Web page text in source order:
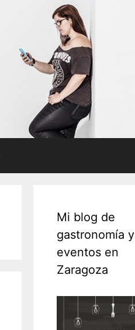
Mi blog de
gastronomía y
eventos en
Zaragoza